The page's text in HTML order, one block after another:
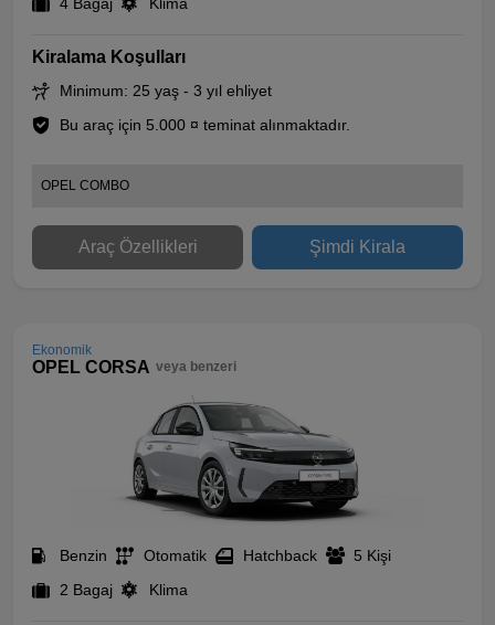
Kiralama Koşulları
Minimum: 25 yaş - 3 yıl ehliyet
Bu araç için 5.000 ¤ teminat alınmaktadır.
OPEL COMBO
Araç Özellikleri Şimdi Kirala
Ekonomik
OPEL CORSA veya benzeri
Benzin Otomatik Hatchback
5 Kişi
2 Bagaj
Klima